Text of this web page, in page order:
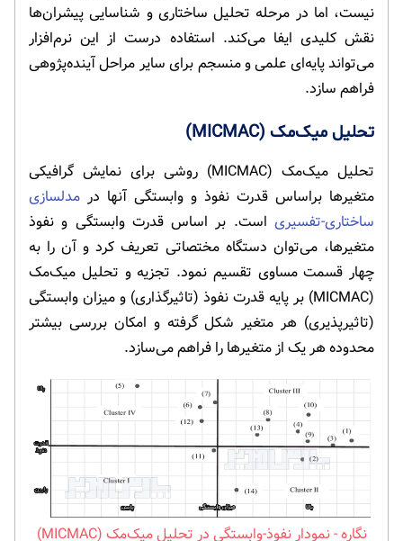
نیست، اما در مرحله تحلیل ساختاری و شناسایی پیشران‌ها
نقش کلیدی ایفا می‌کند. استفاده درست از این نرم‌افزار
می‌تواند پایه‌ای علمی و منسجم برای سایر مراحل آینده‌پژوهی
فراهم سازد.
تحلیل میک‌مک (MICMAC)
تحلیل میک‌مک (MICMAC) روشی برای نمایش گرافیکی
متغیرها براساس قدرت نفوذ و وابستگی آنها در مدلسازی
ساختاری-تفسیری است. بر اساس قدرت وابستگی و نفوذ
متغیرها، می‌توان دستگاه مختصاتی تعریف کرد و آن را به
چهار قسمت مساوی تقسیم نمود. تجزیه و تحلیل میک‌مک
(MICMAC) بر پایه قدرت نفوذ (تاثیرگذاری) و میزان وابستگی
(تاثیرپذیری) هر متغیر شکل گرفته و امکان بررسی بیشتر
محدوده هر یک از متغیرها را فراهم می­‌سازد.
نمودار نفوذ-وابستگی در تحلیل میک‌مک (MICMAC)